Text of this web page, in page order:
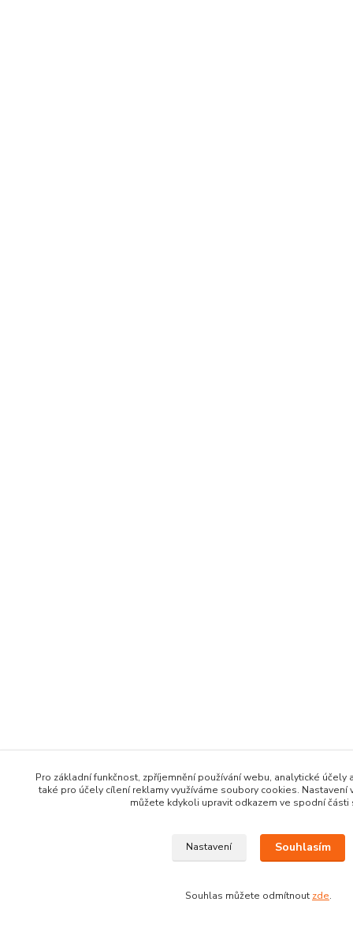
Pro základní funkčnost, zpříjemnění používání webu, analytické
také pro účely cílení reklamy využíváme soubory cookies.
můžete kdykoli upravit odkazem ve spodní části
Nastavení Souhlasím
Souhlas můžete odmítnout zde.